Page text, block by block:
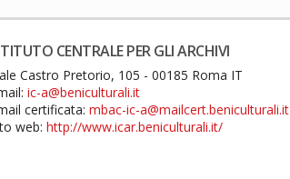
CENTRALE PER GLI ARCHIVI
Castro Pretorio, 105 - 00185 Roma IT
ic-a@beniculturali.it
certificata:mbac-ic-a@mailcert.beniculturali.it
web:http://www.icar.beniculturali.it/